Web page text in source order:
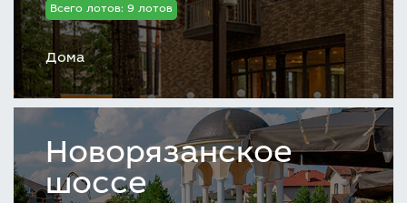
Всего лотов: 9 лотов
Дома
Новорязанское
шоссе